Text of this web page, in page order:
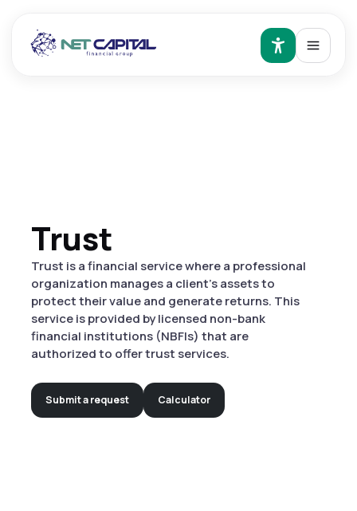
Trust
Trust is a financial service where a professional
organization manages a client's assets to
protect their value and generate returns. This
service is provided by licensed non-bank
financial institutions (NBFIs) that are
authorized to offer trust services.
Submit a request Calculator